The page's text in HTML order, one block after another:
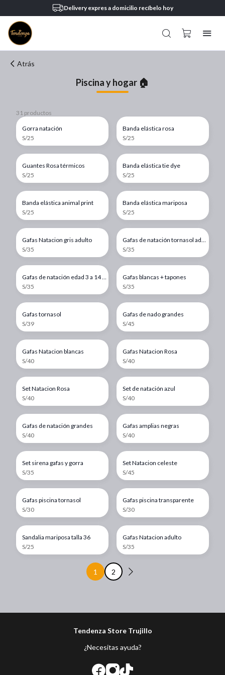
Delivery expres a domicilio recíbelo hoy
Atrás
Piscina y hogar 🏠
31 productos
Gorra natación
S/25
Banda elástica rosa
S/25
Guantes Rosa térmicos
S/25
Banda elástica tie dye
S/25
Banda elástica animal print
S/25
Banda elástica mariposa
S/25
Gafas Natacion gris adulto
S/35
Gafas de natación tornasol adulto
S/35
Gafas de natación edad 3 a 14 años
S/35
Gafas blancas + tapones
S/35
Gafas tornasol
S/39
Gafas de nado grandes
S/45
Gafas Natacion blancas
S/40
Gafas Natacion Rosa
S/40
Set Natacion Rosa
S/40
Set de natación azul
S/40
Gafas de natación grandes
S/40
Gafas amplias negras
S/40
Set sirena gafas y gorra
S/35
Set Natacion celeste
S/45
Gafas piscina tornasol
S/30
Gafas piscina transparente
S/30
Sandalia mariposa talla 36
S/25
Gafas Natacion adulto
S/35
1 2
Tendenza Store Trujillo
¿Necesitas ayuda?